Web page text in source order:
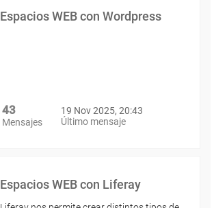
Espacios WEB con Wordpress
43
Mensajes
19 Nov 2025, 20:43
Último mensaje
Espacios WEB con Liferay